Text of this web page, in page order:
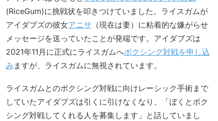
(RiceGum)に挑戦状を叩きつけていました。ライスガムが
アイダブズの彼女アニサ （現在は妻）に粘着的な嫌がらせ
メッセージを送っていたことが発端です。アイダブズは
2021年11月に正式にライスガムへボクシング対戦を申し込
み ますが、ライスガムに無視されています。
ライスガムとのボクシング対戦に向けレーシック手術まで
していたアイダブズは引くに引けなくなり、「ぼくとボク
シング対戦してくれる人を募集します」と話していまし